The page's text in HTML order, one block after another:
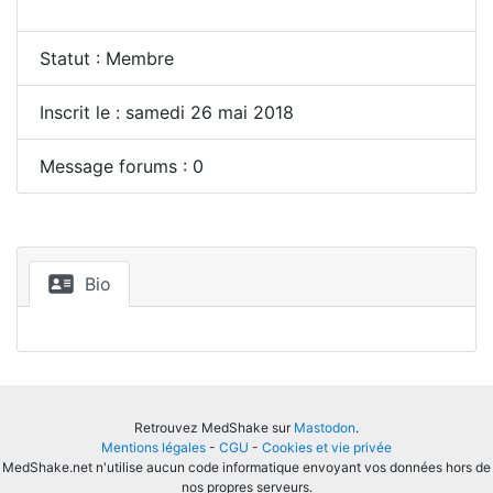
Statut : Membre
Inscrit le : samedi 26 mai 2018
Message forums : 0
Bio
Retrouvez MedShake sur Mastodon.
Mentions légales - CGU - Cookies et vie privée
MedShake.net n'utilise aucun code informatique envoyant vos données hors de
nos propres serveurs.